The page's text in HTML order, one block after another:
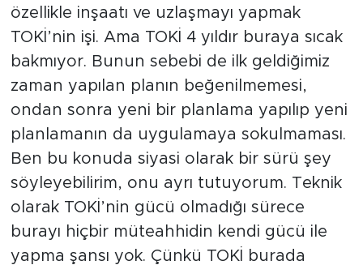
özellikle inşaatı ve uzlaşmayı yapmak
TOKİ’nin işi. Ama TOKİ 4 yıldır buraya sıcak
bakmıyor. Bunun sebebi de ilk geldiğimiz
zaman yapılan planın beğenilmemesi,
ondan sonra yeni bir planlama yapılıp yeni
planlamanın da uygulamaya sokulmaması.
Ben bu konuda siyasi olarak bir sürü şey
söyleyebilirim, onu ayrı tutuyorum. Teknik
olarak TOKİ’nin gücü olmadığı sürece
burayı hiçbir müteahhidin kendi gücü ile
yapma şansı yok. Çünkü TOKİ burada